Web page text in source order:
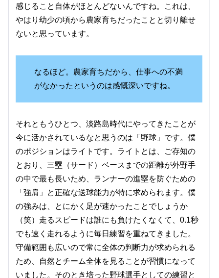
感じること自体がほとんどないんですね。これは、
やはり幼少の頃から農家育ちだったことと切り離せ
ないと思っています。
なるほど。農家育ちだから、仕事への不満
がなかったというのは感慨深いですね。
それともうひとつ、淡路島時代にやってきたことが
今に活かされているなと思うのは「野球」です。僕
のポジションはライトです。ライトとは、ご存知の
とおり、三塁（サード）ベースまでの距離が外野手
の中で最も長いため、ランナーの進塁を防ぐための
「強肩」と正確な送球能力が特に求められます。僕
の強みは、とにかく足が速かったことでしょうか
（笑）走るスピードは誰にも負けたくなくて、0.1秒
でも速く走れるように毎日練習を重ねてきました。
守備範囲も広いので常に全体の判断力が求められる
ため、自然とチーム全体を見ることが習慣になって
いました。そのとき培った野球選手としての練習と